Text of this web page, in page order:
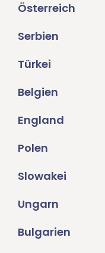
Österreich
Serbien
Türkei
Belgien
England
Polen
Slowakei
Ungarn
Bulgarien